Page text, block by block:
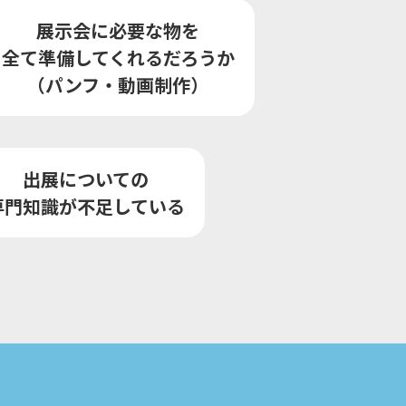
展示会に必要な物を
全て準備してくれるだろうか
（パンフ・動画制作）
出展についての
知識が不足している